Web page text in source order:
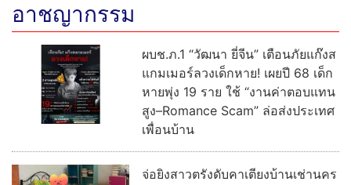
อาชญากรรม
ผบช.ภ.1 “วัฒนา ยี่จีน” เตือนภัยแก๊งส
แกมเมอร์ลวงเด็กหาย! เผยปี 68 เด็ก
หายพุ่ง 19 ราย ใช้ “งานค่าตอบแทน
สูง–Romance Scam” ล่อส่งประเทศ
เพื่อนบ้าน
จ่อยิงสาวตรังดับคาเตียงบ้านเช่านคร